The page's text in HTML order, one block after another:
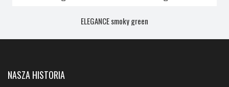
ELEGANCE smoky green
NASZA HISTORIA